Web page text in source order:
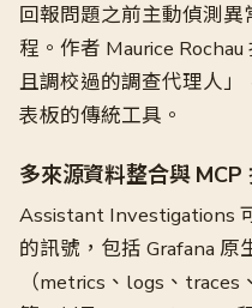
回報問題之前主動偵測
程。作者 Maurice
且調校過的調查代理人
表板的傳統工具。
多來源資料整合與 MCP
Assistant Investigations
的訊號，包括 Grafana
（metrics、logs、